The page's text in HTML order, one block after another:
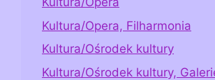
Kultura/Opera, Filharmonia
Kultura/Ośrodek kultury
Kultura/Ośrodek kultury,